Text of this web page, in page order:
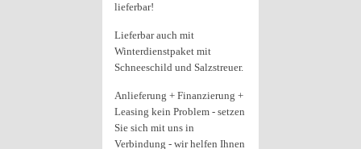
lieferbar!
Lieferbar auch mit
Winterdienstpaket mit
Schneeschild und Salzstreuer.
Anlieferung + Finanzierung +
Leasing kein Problem - setzen
Sie sich mit uns in
Verbindung - wir helfen Ihnen